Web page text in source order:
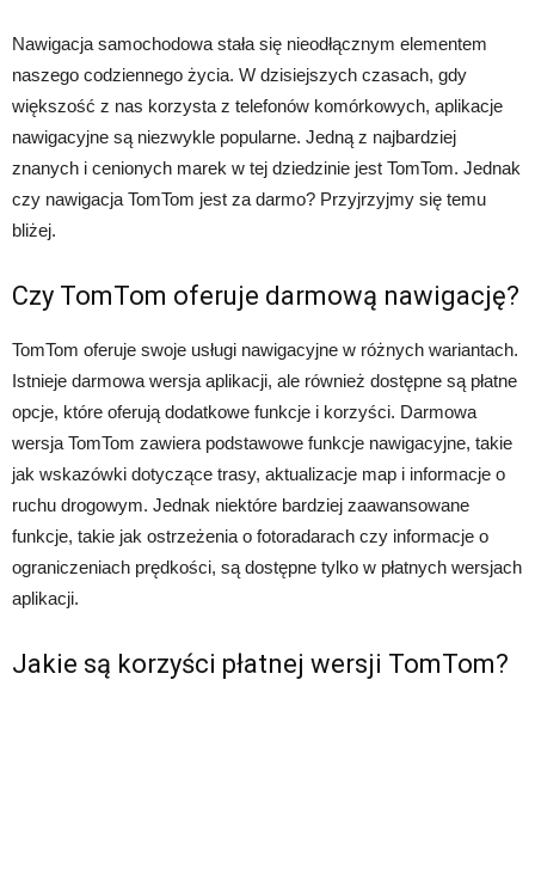
Nawigacja samochodowa stała się nieodłącznym elementem
naszego codziennego życia. W dzisiejszych czasach, gdy
większość z nas korzysta z telefonów komórkowych, aplikacje
nawigacyjne są niezwykle popularne. Jedną z najbardziej
znanych i cenionych marek w tej dziedzinie jest TomTom. Jednak
czy nawigacja TomTom jest za darmo? Przyjrzyjmy się temu
bliżej.
Czy TomTom oferuje darmową nawigację?
TomTom oferuje swoje usługi nawigacyjne w różnych wariantach.
Istnieje darmowa wersja aplikacji, ale również dostępne są płatne
opcje, które oferują dodatkowe funkcje i korzyści. Darmowa
wersja TomTom zawiera podstawowe funkcje nawigacyjne, takie
jak wskazówki dotyczące trasy, aktualizacje map i informacje o
ruchu drogowym. Jednak niektóre bardziej zaawansowane
funkcje, takie jak ostrzeżenia o fotoradarach czy informacje o
ograniczeniach prędkości, są dostępne tylko w płatnych wersjach
aplikacji.
Jakie są korzyści płatnej wersji TomTom?